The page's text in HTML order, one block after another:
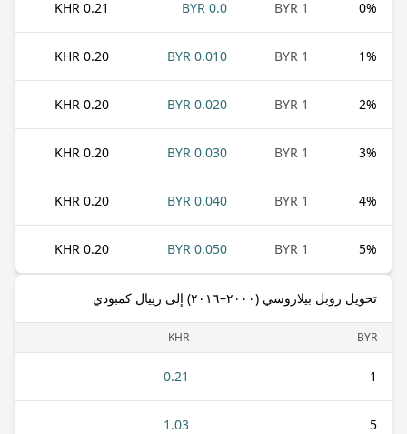
0%
1 BYR
0.0 BYR
0.21 KHR
1%
1 BYR
0.010 BYR
0.20 KHR
2%
1 BYR
0.020 BYR
0.20 KHR
3%
1 BYR
0.030 BYR
0.20 KHR
4%
1 BYR
0.040 BYR
0.20 KHR
5%
1 BYR
0.050 BYR
0.20 KHR
تحويل روبل بيلاروسي (٢٠٠٠–٢٠١٦) إلى رييال كمبودي
BYR
KHR
1
0.21
5
1.03